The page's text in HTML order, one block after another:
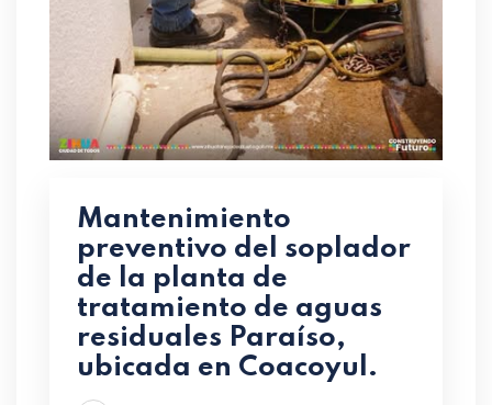
Mantenimiento
preventivo del soplador
de la planta de
tratamiento de aguas
residuales Paraíso,
ubicada en Coacoyul.